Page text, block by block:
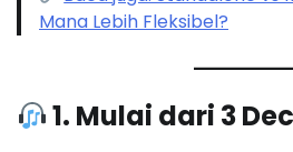
Mana Lebih Fleksibel?
1. Mulai dari 3